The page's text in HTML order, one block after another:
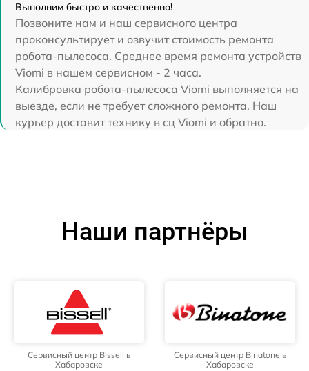
Выполним быстро и качественно!
Позвоните нам и наш сервисного центра
проконсультирует и озвучит стоимость ремонта
робота-пылесоса. Среднее время ремонта устройств
Viomi в нашем сервисном - 2 часа.
Калибровка робота-пылесоса Viomi выполняется на
выезде, если не требует сложного ремонта. Наш
курьер доставит технику в сц Viomi и обратно.
Наши партнёры
Сервисный центр Bissell в
Хабаровске
Сервисный центр Binatone в
Хабаровске